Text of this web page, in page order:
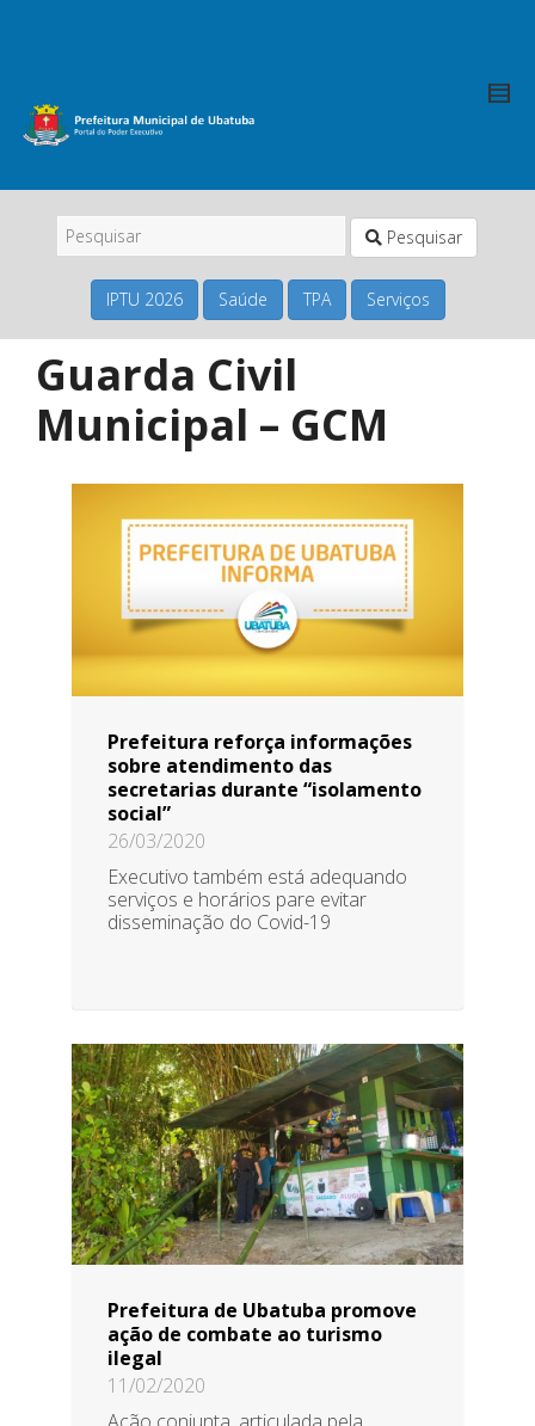
Pesquisar
IPTU 2026 Saúde TPA Serviços
Guarda Civil
Municipal – GCM
Prefeitura reforça informações
sobre atendimento das
secretarias durante “isolamento
social”
26/03/2020
Executivo também está adequando
serviços e horários pare evitar
disseminação do Covid-19
Prefeitura de Ubatuba promove
ação de combate ao turismo
ilegal
11/02/2020
Ação conjunta, articulada pela